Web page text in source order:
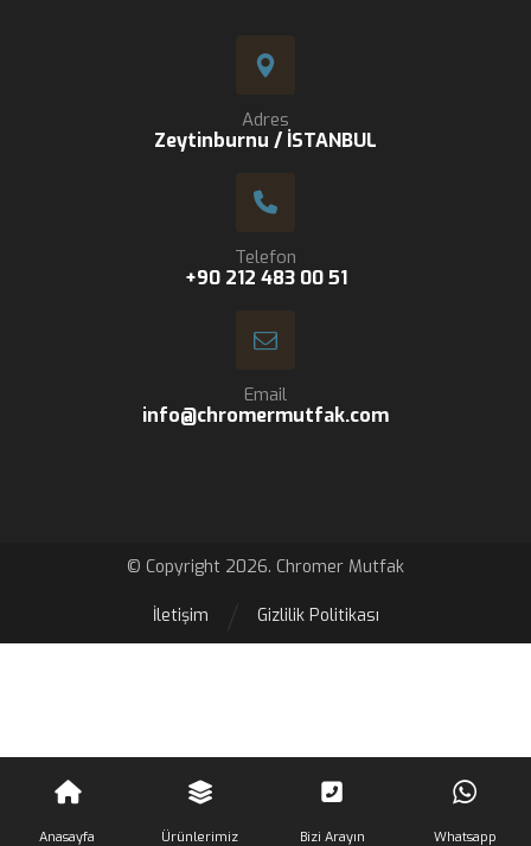
Adres
Zeytinburnu / İSTANBUL
Telefon
+90 212 483 00 51
Email
info@chromermutfak.com
© Copyright 2026. Chromer Mutfak
Gizlilik Politikası
İletişim
Anasayfa Ürünlerimiz Bizi Arayın Whatsapp